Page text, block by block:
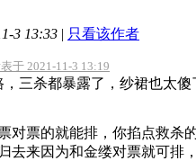
3 13:33 | 只看该作者
于 2021-11-3 13:19
，三杀都暴露了，纱裙也太傻
对票的就能排，你掐点救杀
去来因为和金缕对票就可排